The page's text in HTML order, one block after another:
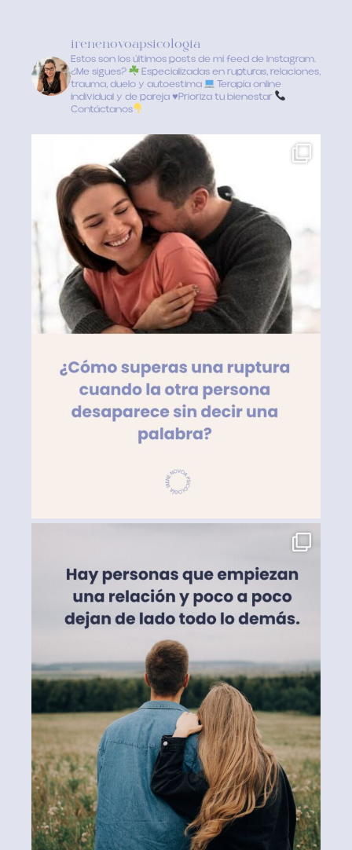
irenenovoapsicologia
Estos son los últimos posts de mi feed de Instagram.
¿Me sigues?
Especializadas en rupturas, relaciones,
trauma, duelo y autoestima
Terapia online
individual y de pareja♥️Prioriza tu bienestar
Contáctanos